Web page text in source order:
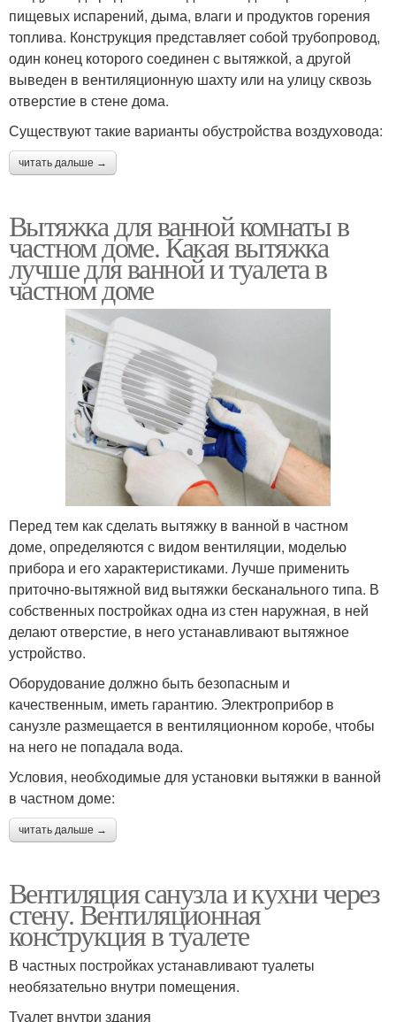
пищевых испарений, дыма, влаги и продуктов горения
топлива. Конструкция представляет собой трубопровод,
один конец которого соединен с вытяжкой, а другой
выведен в вентиляционную шахту или на улицу сквозь
отверстие в стене дома.
Существуют такие варианты обустройства воздуховода:
читать дальше →
Вытяжка для ванной комнаты в
частном доме. Какая вытяжка
лучше для ванной и туалета в
частном доме
Перед тем как сделать вытяжку в ванной в частном
доме, определяются с видом вентиляции, моделью
прибора и его характеристиками. Лучше применить
приточно-вытяжной вид вытяжки бесканального типа. В
собственных постройках одна из стен наружная, в ней
делают отверстие, в него устанавливают вытяжное
устройство.
Оборудование должно быть безопасным и
качественным, иметь гарантию. Электроприбор в
санузле размещается в вентиляционном коробе, чтобы
на него не попадала вода.
Условия, необходимые для установки вытяжки в ванной
в частном доме:
читать дальше →
Вентиляция санузла и кухни через
стену. Вентиляционная
конструкция в туалете
В частных постройках устанавливают туалеты
необязательно внутри помещения.
Туалет внутри здания